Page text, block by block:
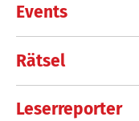
Events
Rätsel
Leserreporter